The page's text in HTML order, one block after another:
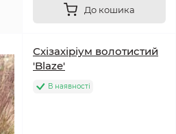
До кошика
Схізахіріум волотистий
'Blaze'
В наявності